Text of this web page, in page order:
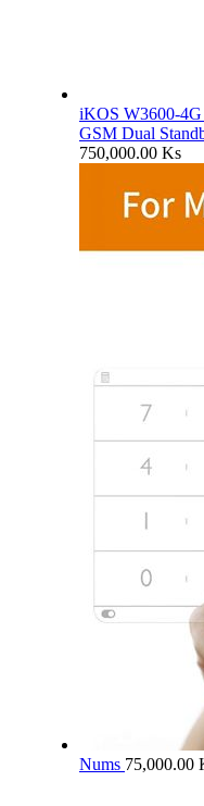
iKOS W3600-
GSM Dual
750,000.00 Ks
Nums 75,000.00